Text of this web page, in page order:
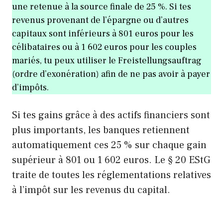
une retenue à la source finale de 25 %. Si tes
revenus provenant de l’épargne ou d’autres
capitaux sont inférieurs à 801 euros pour les
célibataires ou à 1 602 euros pour les couples
mariés, tu peux utiliser le Freistellungsauftrag
(ordre d’exonération) afin de ne pas avoir à payer
d’impôts.
Si tes gains grâce à des actifs financiers sont
plus importants, les banques retiennent
automatiquement ces 25 % sur chaque gain
supérieur à 801 ou 1 602 euros. Le § 20 EStG
traite de toutes les réglementations relatives
à l’impôt sur les revenus du capital.